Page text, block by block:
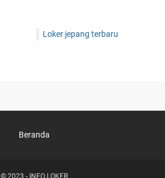
Loker jepang terbaru
Beranda